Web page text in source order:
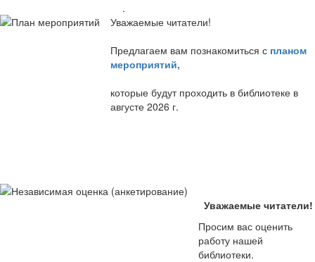
.
Уважаемые читатели!
Предлагаем вам познакомиться с планом
мероприятий,
которые будут проходить в библиотеке в
августе 2026 г.
Уважаемые читатели!
Просим вас оценить
работу нашей
библиотеки.